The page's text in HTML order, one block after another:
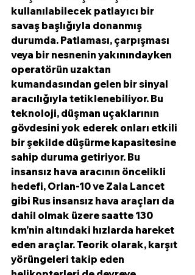
kullanılabilecek patlayıcı bir
savaş başlığıyla donanmış
durumda. Patlaması, çarpışması
veya bir nesnenin yakınındayken
operatörün uzaktan
kumandasından gelen bir sinyal
aracılığıyla tetiklenebiliyor. Bu
teknoloji, düşman uçaklarının
gövdesini yok ederek onları etkili
bir şekilde düşürme kapasitesine
sahip duruma getiriyor. Bu
insansız hava aracının öncelikli
hedefi, Orlan-10 ve Zala Lancet
gibi Rus insansız hava araçları da
dahil olmak üzere saatte 130
km'nin altındaki hızlarda hareket
eden araçlar. Teorik olarak, karşıt
yörüngeleri takip eden